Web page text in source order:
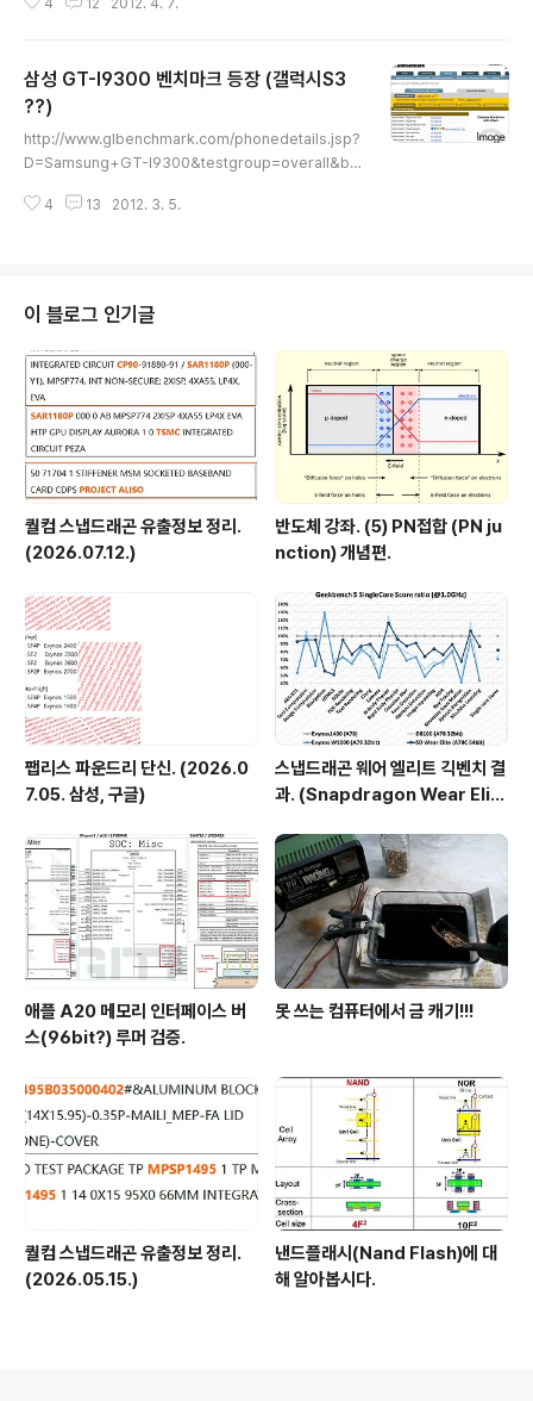
있지만, 전반적으로 믿을만 하다. 4단계 : 단순한 사실 전
성전자 고위관계자에 따르면' 이라는데, 이런 경우 반신반
의지요. 2. SMD, HD 슈퍼 아몰레드 플러스 양산. 삼성 모
개발을 끝내고, 양산을 시작하다고 합니다. 첫 양산은 A2
의 파일럿 라인 (시험생산 라인)에서 이루어지며, 3분기에
본격 가동되는 3단계 라인(Phase 3)에..
삼성 GT-I9300 벤치마크 등장 (갤럭시S3
??)
http://www.glbenchmark.com/phonedetails.jsp?
D=Samsung+GT-I9300&testgroup=overall&be
에 GT-I9300 의 벤치마크 결과 일부가 올라왔습니다. 9
있는 것일뿐 무조건적으로 그렇다고 보기는 힘듭니다. 이
집트 스탠다드 58.3 Fps 입니다. 이게 어느 수준인지는
뒤에서 다루겠습니다. 시스템 정보입니다. - Samsung G
T-I9300 아이스크림 샌드위치(ICS) 해상도 : 1280 x 7
20 C..
4 13 2012. 3. 5.
이 블로그 인기글
퀄컴 스냅드래곤 유출정보 정리.
(2026.07.12.)
반도체 강좌. (5) PN접합 (PN ju
nction) 개념편.
팹리스 파운드리 단신. (2026.0
7.05. 삼성, 구글)
스냅드래곤 웨어 엘리트 긱벤치 결
과. (Snapdragon Wear Elit
애플 A20 메모리 인터페이스 버
스(96bit?) 루머 검증.
못 쓰는 컴퓨터에서 금 캐기!!!
퀄컴 스냅드래곤 유출정보 정리.
(2026.05.15.)
낸드플래시(Nand Flash)에 대
해 알아봅시다.